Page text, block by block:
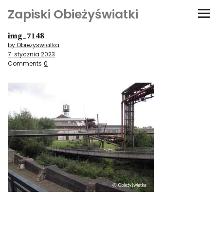
Zapiski Obieżyświatki
Podróże
Kultura i sztuka
Kątem oka
O-fiszki
Niezwyczajne ściany
Dom na kółkach
img_7148
by Obiezyswiatka
7. stycznia 2023
Comments 0